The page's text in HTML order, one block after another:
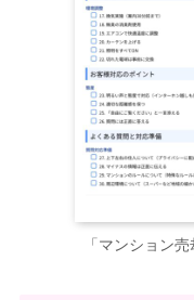
「マンション